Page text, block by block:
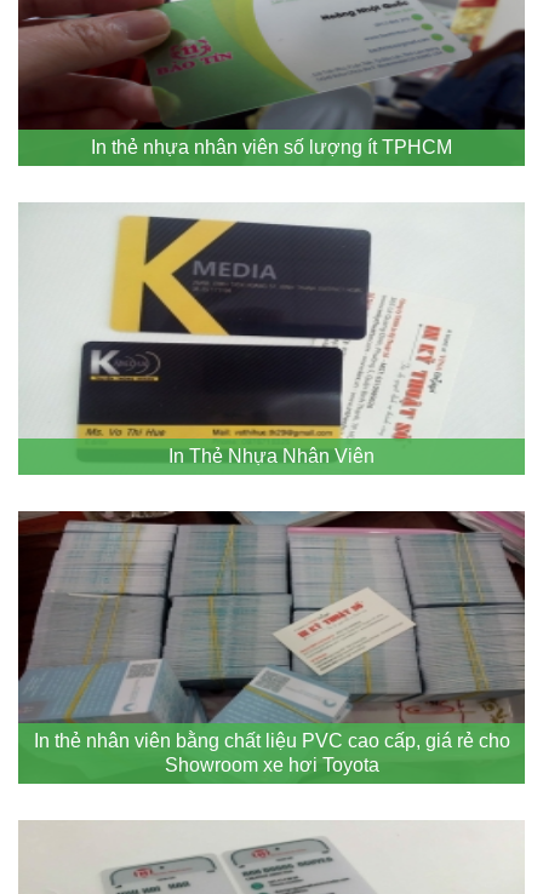
In thẻ nhựa nhân viên số lượng ít TPHCM
In Thẻ Nhựa Nhân Viên
In thẻ nhân viên bằng chất liệu PVC cao cấp, giá rẻ cho
Showroom xe hơi Toyota